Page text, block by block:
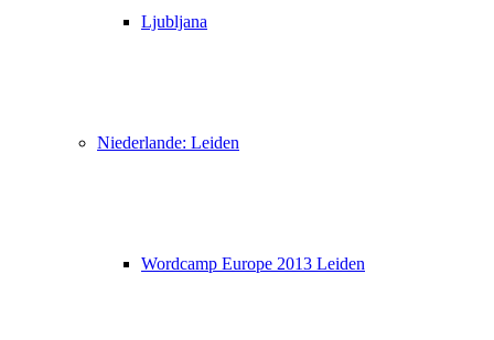
Ljubljana
Niederlande: Leiden
Wordcamp Europe 2013 Leiden